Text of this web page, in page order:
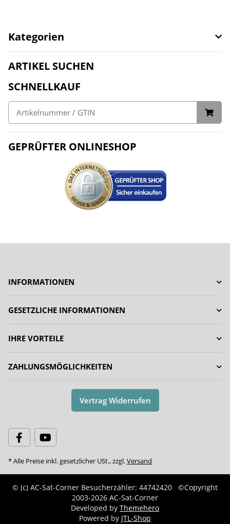
Kategorien
ARTIKEL SUCHEN
SCHNELLKAUF
GEPRÜFTER ONLINESHOP
INFORMATIONEN
GESETZLICHE INFORMATIONEN
IHRE VORTEILE
ZAHLUNGSMÖGLICHKEITEN
Vertrag Widerrufen
* Alle Preise inkl. gesetzlicher USt., zzgl.Versand
© (c) AC-Sat-Corner Besucherzähler: 44742420
©Copyright
2003-2026 AC-Sat-Corner
Developed by Themehero
Powered by JTL-Shop